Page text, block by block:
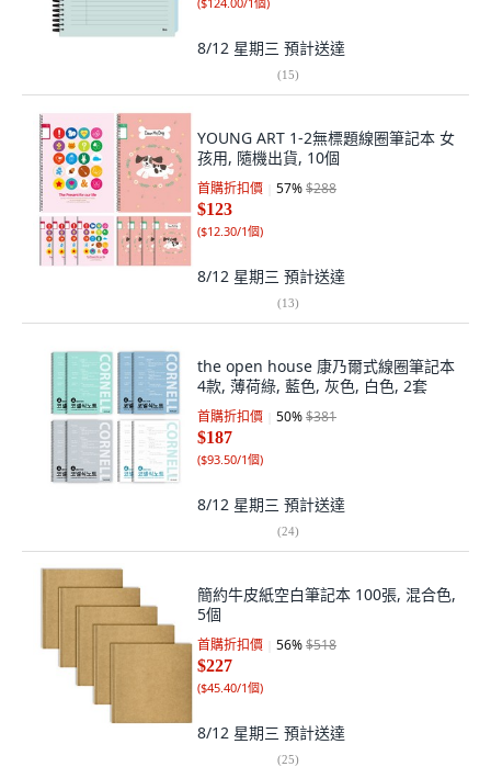
8/12 星期三 預計送達
(15)
YOUNG ART 1-2無標題線圈筆記本 女
孩用, 隨機出貨, 10個
首購折扣價 57%$288
$123
($12.30/1個)
8/12 星期三 預計送達
(13)
the open house 康乃爾式線圈筆記本
4款, 薄荷綠, 藍色, 灰色, 白色, 2套
首購折扣價 50%$381
$187
($93.50/1個)
8/12 星期三 預計送達
(24)
簡約牛皮紙空白筆記本 100張, 混合色,
5個
首購折扣價 56%$518
$227
($45.40/1個)
8/12 星期三 預計送達
(25)